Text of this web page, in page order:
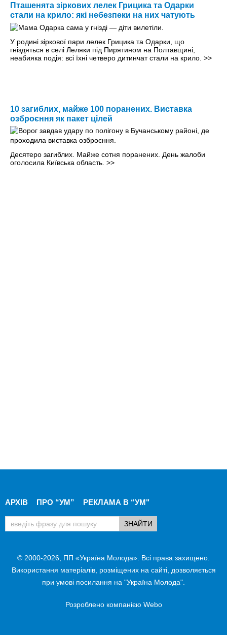
Пташенята зіркових лелек Грицика та Одарки
стали на крило: які небезпеки на них чатують
У родині зіркової пари лелек Грицика та Одарки, що
гніздяться в селі Леляки під Пирятином на Полтавщині,
неабияка подія: всі їхні четверо дитинчат стали на крило. >>
10 загиблих, майже 100 поранених. Виставка
озброєння як пакет цілей
Десятеро загиблих. Майже сотня поранених. День жалоби
оголосила Київська область. >>
АРХІВ ПРО “УМ” РЕКЛАМА В “УМ"
© 2000-2026, ПП «Україна Молода». Всі права захищено.
Використання матеріалів, розміщених на сайті, дозволяється
при умові посилання на "Україна Молода".
Розроблено компанією Webo